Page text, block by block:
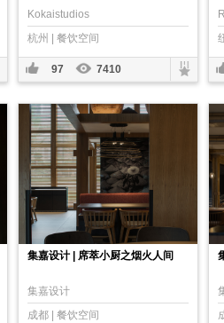
Kokaistudios
杭州 | 餐饮空间
97 7410
集嘉设计 | 席萃小厨之烟火人间
集嘉设计
成都 | 餐饮空间